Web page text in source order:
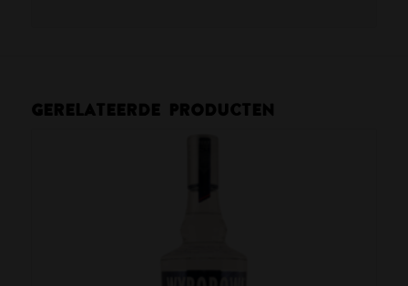
Gerelateerde producten